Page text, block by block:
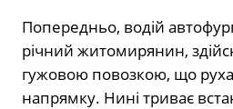
Попередньо, водій
річний житомирянин,
гужовою повозкою, що
напрямку. Нині триває